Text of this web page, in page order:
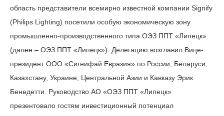
область представители всемирно известной компании Signify
(Philips Lighting) посетили особую экономическую зону
промышленно-производственного типа ОЭЗ ППТ «Липецк»
(далее – ОЭЗ ППТ «Липецк»). Делегацию возглавил Вице-
президент ООО «Сигнифай Евразия» по России, Беларуси,
Казахстану, Украине, Центральной Азии и Кавказу Эрик
Бенедетти. Руководство АО «ОЭЗ ППТ «Липецк»
презентовало гостям инвестиционный потенциал